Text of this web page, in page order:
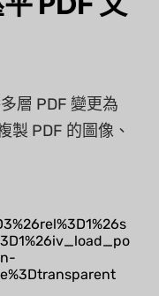
層 PDF 變更為
製 PDF 的圖像、